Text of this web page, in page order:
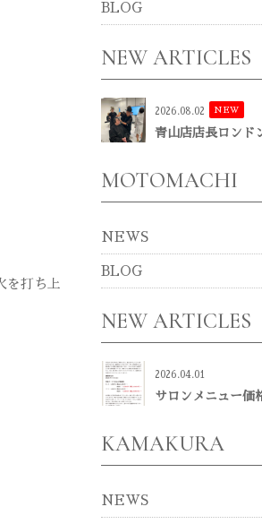
を打ち上
BLOG
NEW ARTICLES
2026.08.02 NEW
青山店店長ロンド
MOTOMACHI
NEWS
BLOG
NEW ARTICLES
2026.04.01
サロンメニュー価
KAMAKURA
NEWS